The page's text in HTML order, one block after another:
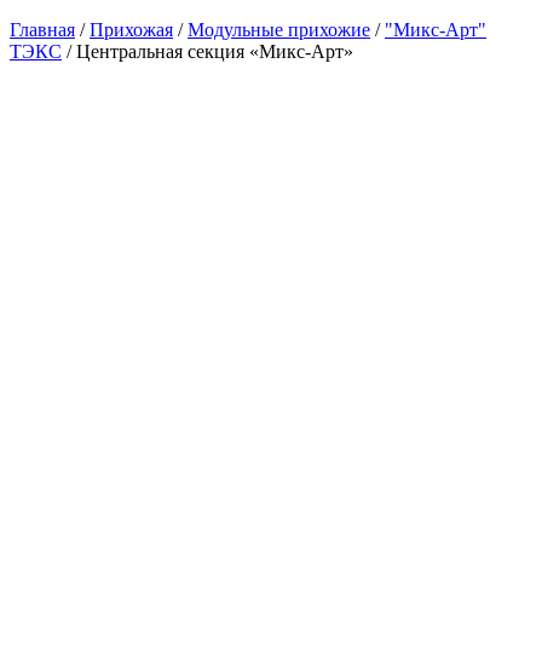
Главная /Прихожая /Модульные прихожие / "Микс-Арт"
ТЭКС /Центральная секция «Микс-Арт»